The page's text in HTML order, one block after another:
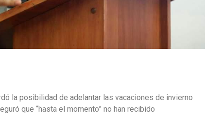
la posibilidad de adelantar las vacaciones de invierno
que “hasta el momento” no han recibido